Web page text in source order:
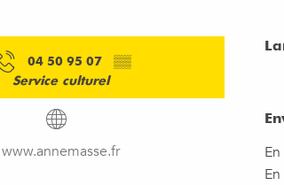
04 50 95 07 ▒▒
Service culturel
www.annemasse.fr